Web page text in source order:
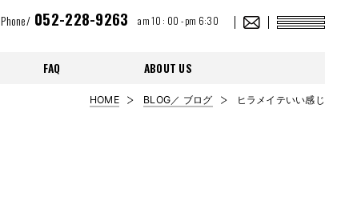
Phone/052-228-9263 am 10 : 00 - pm 6:30
FAQ ABOUT US
HOME BLOG／ ブログ ヒラメイテいい感じ